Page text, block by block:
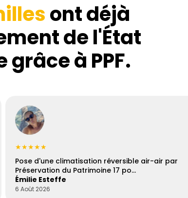
ont déjà
de l'État
à PPF.
★★★★★
Pose d'une climatisation réversible air-air par
Préservation du Patrimoine 17 po…
Émilie Esteffe
6 Août 2026